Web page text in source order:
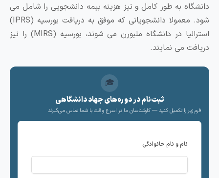
دانشگاه به طور کامل و نیز هزینه بیمه دانشجویی را شامل می
شود. معمولا دانشجویانی که موفق به دریافت بورسیه (IPRS)
استرالیا در دانشگاه ملبورن می شوند، بورسیه (MIRS) را نیز
دریافت می نمایند.
🎓
ثبت‌نام در دوره‌های جهاد دانشگاهی
فرم زیر را تکمیل کنید — کارشناسان ما در اسرع وقت با شما تماس می‌گیرند
نام و نام خانوادگی